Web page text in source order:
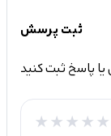
ثبت پرسش